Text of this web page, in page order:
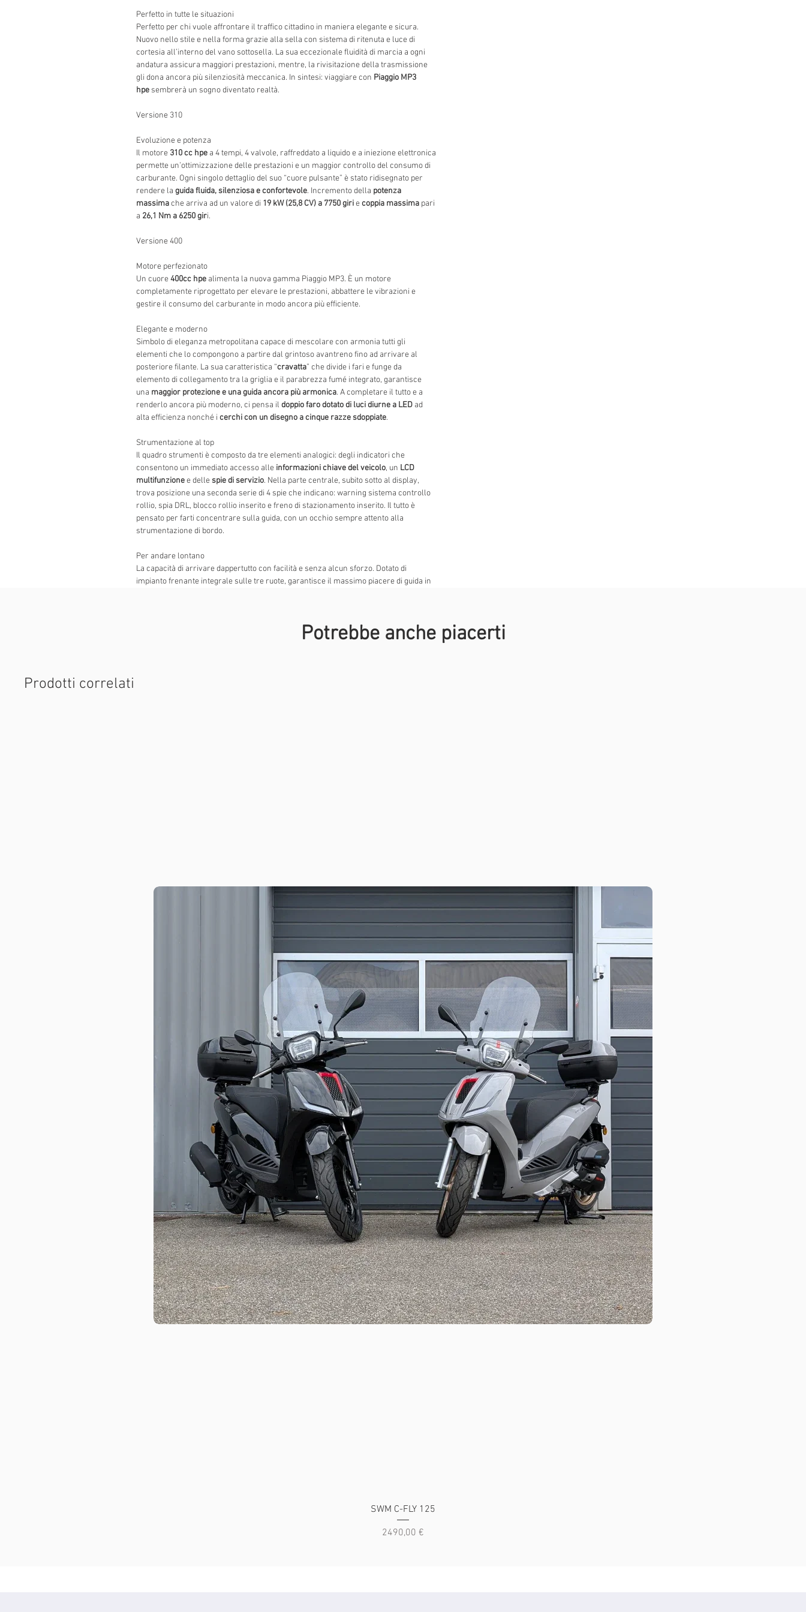
Perfetto in tutte le situazioni
Perfetto per chi vuole affrontare il traffico cittadino in maniera elegante e sicura.
Nuovo nello stile e nella forma grazie alla sella con sistema di ritenuta e luce di
cortesia all’interno del vano sottosella. La sua eccezionale fluidità di marcia a ogni
andatura assicura maggiori prestazioni, mentre, la rivisitazione della trasmissione
gli dona ancora più silenziosità meccanica. In sintesi: viaggiare con Piaggio MP3
hpe sembrerà un sogno diventato realtà.
Versione 310
Evoluzione e potenza
Il motore 310 cc hpe a 4 tempi, 4 valvole, raffreddato a liquido e a iniezione elettronica
permette un’ottimizzazione delle prestazioni e un maggior controllo del consumo di
carburante. Ogni singolo dettaglio del suo “cuore pulsante” è stato ridisegnato per
rendere la guida fluida, silenziosa e confortevole. Incremento della potenza
massimache arriva ad un valore di 19 kW (25,8 CV) a 7750 giriecoppia massima pari
a 26,1 Nm a 6250 giri.
Versione 400
Motore perfezionato
Un cuore400cc hpe alimenta la nuova gamma Piaggio MP3. È un motore
completamente riprogettato per elevare le prestazioni, abbattere le vibrazioni e
gestire il consumo del carburante in modo ancora più efficiente.
Elegante e moderno
Simbolo di eleganza metropolitana capace di mescolare con armonia tutti gli
elementi che lo compongono a partire dal grintoso avantreno fino ad arrivare al
posteriore filante. La sua caratteristica “cravatta” che divide i fari e funge da
elemento di collegamento tra la griglia e il parabrezza fumé integrato, garantisce
una maggior protezione e una guida ancora più armonica. A completare il tutto e a
renderlo ancora più moderno, ci pensa il doppio faro dotato di luci diurne a LED ad
alta efficienza nonché i cerchi con un disegno a cinque razze sdoppiate.
Strumentazione al top
Il quadro strumenti è composto da tre elementi analogici: degli indicatori che
consentono un immediato accesso alle informazioni chiave del veicolo, un LCD
multifunzionee dellespie di servizio. Nella parte centrale, subito sotto al display,
trova posizione una seconda serie di 4 spie che indicano: warning sistema controllo
rollio, spia DRL, blocco rollio inserito e freno di stazionamento inserito. Il tutto è
pensato per farti concentrare sulla guida, con un occhio sempre attento alla
strumentazione di bordo.
Per andare lontano
La capacità di arrivare dappertutto con facilità e senza alcun sforzo. Dotato di
impianto frenante integrale sulle tre ruote, garantisce il massimo piacere di guida in
Potrebbe anche piacerti
Prodotti correlati
Vista rapida
SWM C-FLY 125
Prezzo
2490,00 €